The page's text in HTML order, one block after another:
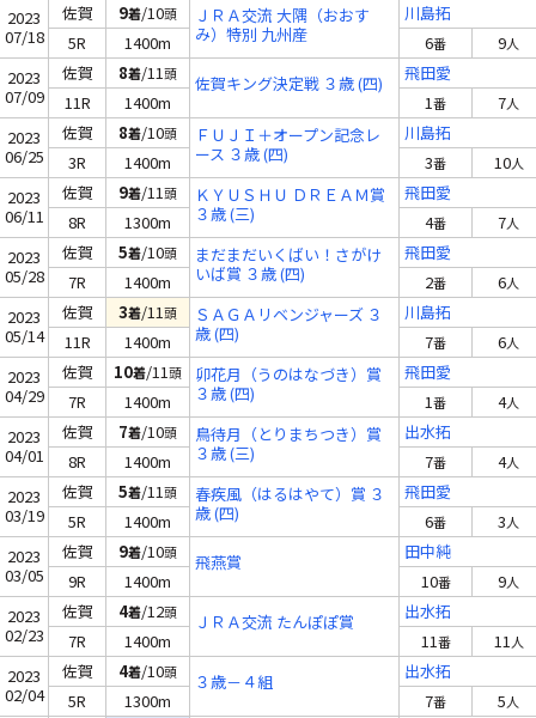
2023
07/18
佐賀 9着/10頭
ＪＲＡ交流 大隅（おおす
み）特別 九州産
川島拓
5R
1400m 6番 9人
2023
07/09
佐賀 8着/11頭 佐賀キング決定戦 ３歳 (四)
飛田愛
11R
1400m 1番 7人
2023
06/25
佐賀 8着/10頭
ＦＵＪＩ＋オープン記念レ
ース ３歳 (四)
川島拓
3R
1400m 3番 10人
2023
06/11
佐賀 9着/11頭
ＫＹＵＳＨＵ ＤＲＥＡＭ賞
３歳 (三)
飛田愛
8R
1300m 4番 7人
2023
05/28
佐賀 5着/10頭
まだまだいくばい！さがけ
いば賞 ３歳 (四)
飛田愛
7R
1400m 2番 6人
2023
05/14
佐賀 3着/11頭
ＳＡＧＡリベンジャーズ ３
歳 (四)
川島拓
11R
1400m 7番 6人
2023
04/29
佐賀 10着/11頭
卯花月（うのはなづき）賞
３歳 (四)
飛田愛
7R
1400m 1番 4人
2023
04/01
佐賀 7着/10頭
鳥待月（とりまちつき）賞
３歳 (三)
出水拓
8R
1400m 7番 4人
2023
03/19
佐賀 5着/11頭
春疾風（はるはやて）賞 ３
歳 (四)
飛田愛
5R
1400m 6番 3人
2023
03/05
佐賀 9着/10頭 飛燕賞
田中純
9R
1400m 10番 9人
2023
02/23
佐賀 4着/12頭 ＪＲＡ交流 たんぽぽ賞
出水拓
7R
1400m 11番 11人
2023
02/04
佐賀 4着/10頭 ３歳－４組
出水拓
5R
1300m 7番 5人